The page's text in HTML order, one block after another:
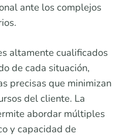
ante los complejos
altamente cualificados
de cada situación,
precisas que minimizan
del cliente. La
abordar múltiples
y capacidad de